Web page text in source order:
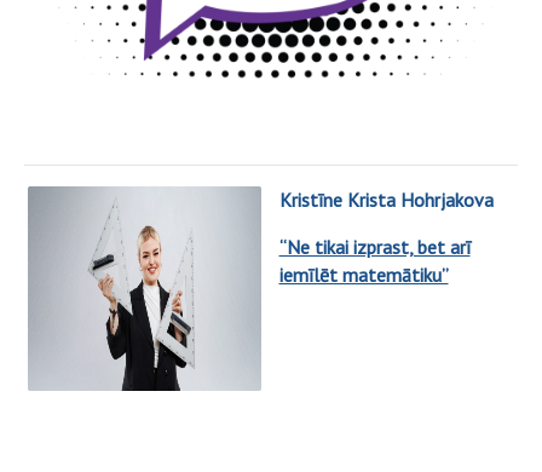
Kristīne Krista Hohrjakova
“Ne tikai izprast, bet arī
iemīlēt matemātiku”